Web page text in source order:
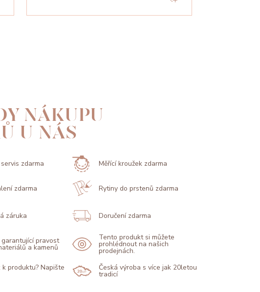
NÁKUPU
U NÁS
zdarma Měřící kroužek zdarma
zdarma Rytiny do prstenů zdarma
záruka Doručení zdarma
pravost
a kamenů
Tento produkt si můžete
prohlédnout na našich
prodejnách.
produktu? Napište
Česká výroba s více jak 20letou
tradicí